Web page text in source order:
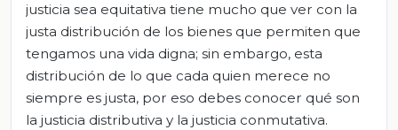
justicia sea equitativa tiene mucho que ver con la
justa distribución de los bienes que permiten que
tengamos una vida digna; sin embargo, esta
distribución de lo que cada quien merece no
siempre es justa, por eso debes conocer qué son
la justicia distributiva y la justicia conmutativa.